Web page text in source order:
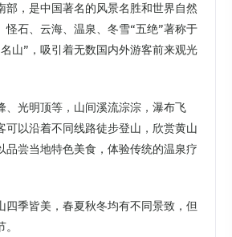
部，是中国著名的风景名胜和世界自然
怪石、云海、温泉、冬雪“五绝”著称于
山”，吸引着无数国内外游客前来观光
、光明顶等，山间溪流淙淙，瀑布飞
可以沿着不同线路徒步登山，欣赏黄山
品尝当地特色美食，体验传统的温泉疗
四季皆美，春夏秋冬均有不同景致，但